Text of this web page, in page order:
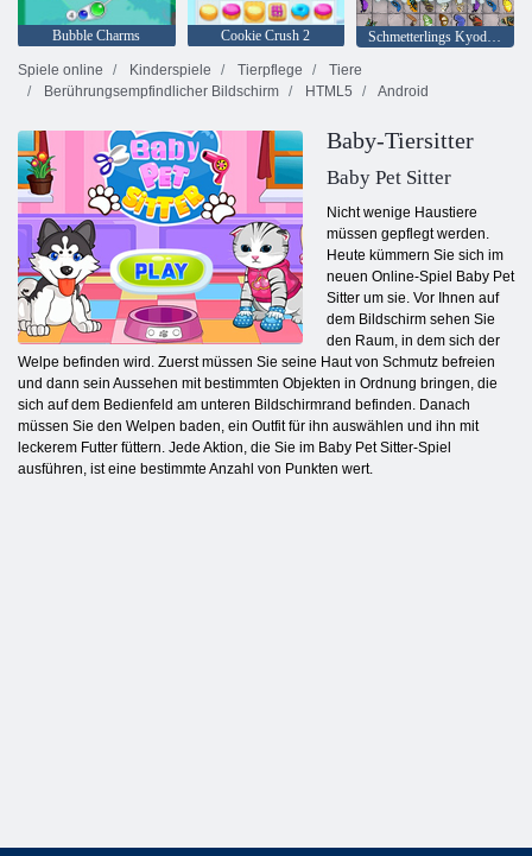
Bubble Charms Cookie Crush 2
Schmetterlings Kyodai HD
Spiele online
Kinderspiele Tierpflege
Tiere
Berührungsempfindlicher Bildschirm
HTML5 Android
Baby-Tiersitter
Baby Pet Sitter
Nicht wenige Haustiere
müssen gepflegt werden.
Heute kümmern Sie sich im
neuen Online-Spiel Baby Pet
Sitter um sie. Vor Ihnen auf
dem Bildschirm sehen Sie
den Raum, in dem sich der
Welpe befinden wird. Zuerst müssen Sie seine Haut von Schmutz befreien
und dann sein Aussehen mit bestimmten Objekten in Ordnung bringen, die
sich auf dem Bedienfeld am unteren Bildschirmrand befinden. Danach
müssen Sie den Welpen baden, ein Outfit für ihn auswählen und ihn mit
leckerem Futter füttern. Jede Aktion, die Sie im Baby Pet Sitter-Spiel
ausführen, ist eine bestimmte Anzahl von Punkten wert.